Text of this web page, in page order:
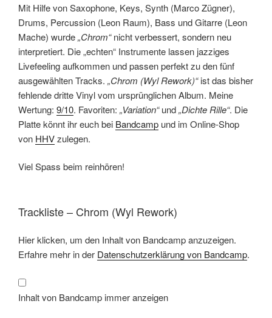
Mit Hilfe von Saxophone, Keys, Synth (Marco Zügner),
Drums, Percussion (Leon Raum), Bass und Gitarre (Leon
Mache) wurde„Chrom“nicht verbessert, sondern neu
interpretiert. Die „echten“ Instrumente lassen jazziges
Livefeeling aufkommen und passen perfekt zu den fünf
ausgewählten Tracks. „Chrom (Wyl Rework)“ist das bisher
fehlende dritte Vinyl vom ursprünglichen Album. Meine
Wertung: 9/10. Favoriten: „Variation“und„Dichte Rille“. Die
Platte könnt ihr euch bei Bandcamp und im Online-Shop
von HHVzulegen.
Viel Spass beim reinhören!
Trackliste – Chrom (Wyl Rework)
Inhalt
von
Bandcamp
anzeigen
Hier klicken, um den Inhalt von Bandcamp anzuzeigen.
Erfahre mehr in der Datenschutzerklärung von Bandcamp.
Inhalt von Bandcamp immer anzeigen